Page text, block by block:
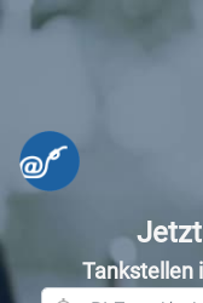
Tankstellen